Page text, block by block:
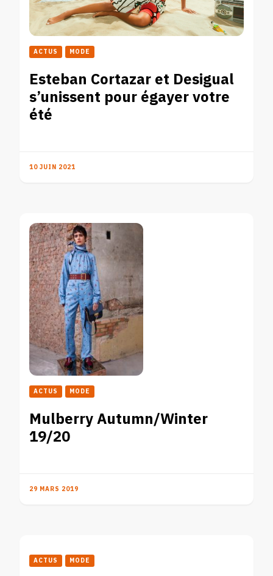
ACTUS MODE
Esteban Cortazar et Desigual
s’unissent pour égayer votre
été
10 JUIN 2021
ACTUS MODE
Mulberry Autumn/Winter
19/20
29 MARS 2019
ACTUS MODE